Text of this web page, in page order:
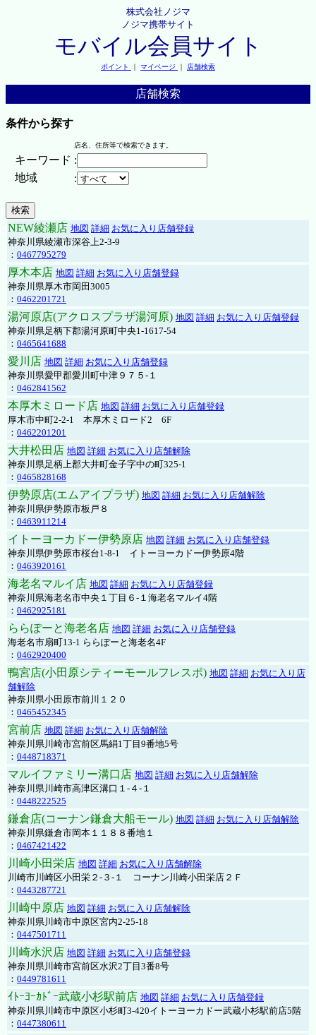
株式会社ノジマ
ノジマ携帯サイト
モバイル会員サイト
ポイント ｜ マイページ ｜ 店舗検索
店舗検索
条件から探す
店名、住所等で検索できます。
キーワード :
地域
:
NEW綾瀬店 地図 詳細 お気に入り店舗登録
神奈川県綾瀬市深谷上2-3-9
： 0467795279
厚木本店 地図 詳細 お気に入り店舗登録
神奈川県厚木市岡田3005
： 0462201721
湯河原店(アクロスプラザ湯河原) 地図 詳細 お気に入り店舗登録
神奈川県足柄下郡湯河原町中央1-1617-54
： 0465641688
愛川店 地図 詳細 お気に入り店舗登録
神奈川県愛甲郡愛川町中津９７５-１
： 0462841562
本厚木ミロード店 地図 詳細 お気に入り店舗登録
厚木市中町2-2-1 本厚木ミロード2 6F
： 0462201201
大井松田店 地図 詳細 お気に入り店舗解除
神奈川県足柄上郡大井町金子字中の町325-1
： 0465828168
伊勢原店(エムアイプラザ) 地図 詳細 お気に入り店舗解除
神奈川県伊勢原市板戸８
： 0463911214
イトーヨーカドー伊勢原店 地図 詳細 お気に入り店舗登録
神奈川県伊勢原市桜台1-8-1 イトーヨーカドー伊勢原4階
： 0463920161
海老名マルイ店 地図 詳細 お気に入り店舗登録
神奈川県海老名市中央１丁目６-１海老名マルイ4階
： 0462925181
ららぽーと海老名店 地図 詳細 お気に入り店舗登録
海老名市扇町13-1 ららぽーと海老名4F
： 0462920400
鴨宮店(小田原シティーモールフレスポ) 地図 詳細 お気に入り店
舗解除
神奈川県小田原市前川１２０
： 0465452345
宮前店 地図 詳細 お気に入り店舗解除
神奈川県川崎市宮前区馬絹1丁目9番地5号
： 0448718371
マルイファミリー溝口店 地図 詳細 お気に入り店舗解除
神奈川県川崎市高津区溝口１-４-１
： 0448222525
鎌倉店(コーナン鎌倉大船モール) 地図 詳細 お気に入り店舗解除
神奈川県鎌倉市岡本１１８８番地１
： 0467421422
川崎小田栄店 地図 詳細 お気に入り店舗解除
川崎市川崎区小田栄２‐３‐１ コーナン川崎小田栄店２Ｆ
： 0443287721
川崎中原店 地図 詳細 お気に入り店舗解除
神奈川県川崎市中原区宮内2-25-18
： 0447501711
川崎水沢店 地図 詳細 お気に入り店舗登録
神奈川県川崎市宮前区水沢2丁目3番8号
： 0449781611
ｲﾄｰﾖｰｶﾄﾞｰ武蔵小杉駅前店 地図 詳細 お気に入り店舗登録
神奈川県川崎市中原区小杉町3-420イトーヨーカドー武蔵小杉駅前店5階
： 0447380611